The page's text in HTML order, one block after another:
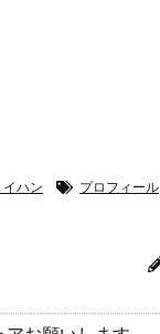
ハン プロフィール